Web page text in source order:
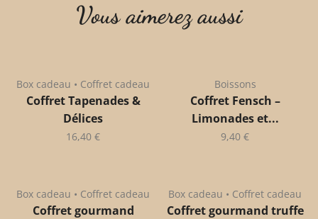
Vous aimerez aussi
Box cadeau • Coffret cadeau
Coffret Tapenades &
Délices
16,40 €
Boissons
Coffret Fensch –
Limonades et...
9,40 €
Box cadeau • Coffret cadeau
Coffret gourmand
Box cadeau • Coffret cadeau
Coffret gourmand truffe